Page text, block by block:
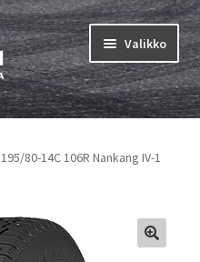
Valikko
valikko
195/80-14C 106R Nankang IV-1